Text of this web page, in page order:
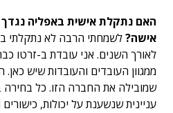
האם נתקלת אישית באפליה
אישה?לשמחתי הרבה לא נתקלתי
לאורך השנים. אני עובדת ב-זרטו
ממגוון העובדים והעובדות שיש
שמובילה את החברה הזו. כל בחירה
עניינית שנשענת על יכולות,